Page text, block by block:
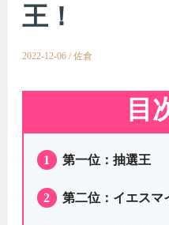
王！
2022-12-06 / 佐倉
目
1 第一位：抽選王
2 第二位：イエスマ